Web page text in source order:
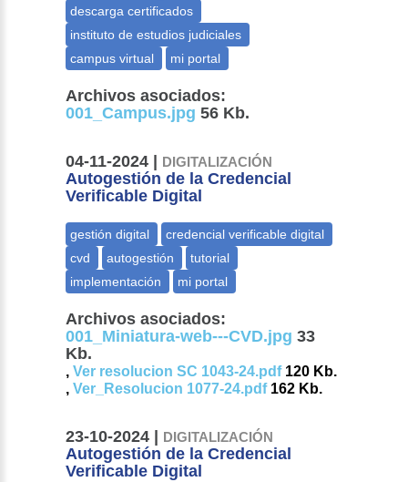
Archivos asociados:
001_Campus.jpg 56 Kb.
04-11-2024 | DIGITALIZACIÓN
Autogestión de la Credencial
Verificable Digital
Archivos asociados:
001_Miniatura-web---CVD.jpg 33
Kb.
,Ver resolucion SC 1043-24.pdf120 Kb.
,Ver_Resolucion 1077-24.pdf162 Kb.
23-10-2024 | DIGITALIZACIÓN
Autogestión de la Credencial
Verificable Digital